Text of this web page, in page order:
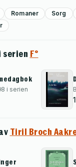
Romaner Sorg
serien F°
i serien
Tiril Broch